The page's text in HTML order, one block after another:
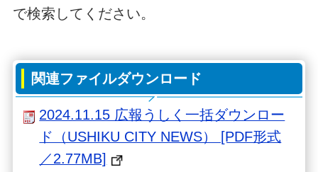
で検索してください。
関連ファイルダウンロード
2024.11.15 広報うしく一括ダウンロー
ド（USHIKU CITY NEWS） [PDF形式
／2.77MB]